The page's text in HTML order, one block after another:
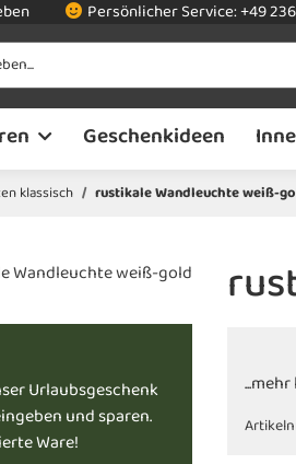
Persönlicher Service:+49
Geschenkideen
klassisch rustikale Wandleuchte weiß-
Urlaubsgeschenk
und sparen.
Ware!